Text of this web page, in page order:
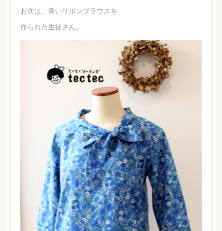
お次は、青いリボンブラウスを
作られた生徒さん。